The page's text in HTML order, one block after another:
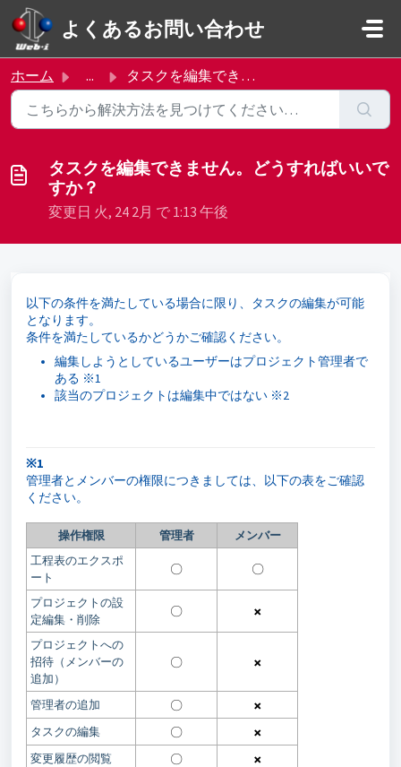
メインコンテンツに移動
よくあるお問い合わせ
ホーム ... タスクを編集できません。どうすればいいですか？
タスクを編集できません。どうすればいいで
すか？
変更日 火, 24 2月 で 1:13 午後
以下の条件を満たしている場合に限り、タスクの編集が可能
となります。
条件を満たしているかどうかご確認ください。
編集しようとしているユーザーはプロジェクト管理者で
ある ※1
該当のプロジェクトは編集中ではない ※2
※1
管理者とメンバーの権限につきましては、以下の表をご確認
ください。
操作権限 管理者
メンバー
工程表のエクスポ
ート
〇 〇
プロジェクトの設
定編集・削除
〇 ×
プロジェクトへの
招待（メンバーの
追加）
〇 ×
管理者の追加 〇
×
タスクの編集
〇
×
変更履歴の閲覧
〇
×